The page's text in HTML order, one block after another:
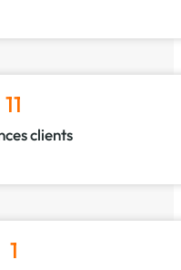
11
clients
1